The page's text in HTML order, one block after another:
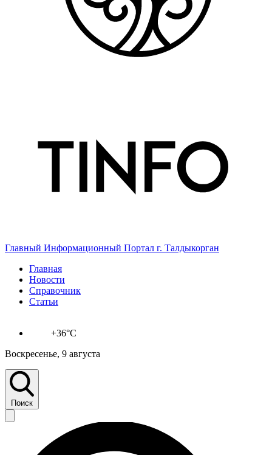
Главный Информационный Портал г. Талдыкорган
Главная
Новости
Справочник
Статьи
+36°C
Воскресенье, 9 августа
Поиск